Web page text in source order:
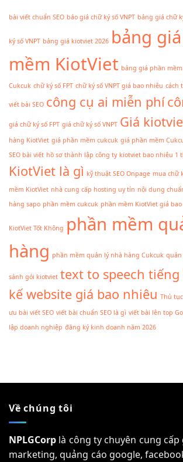
bài viết chuẩn SEO báo giá chữ ký số VNPT bảng giá chữ
ký số VNPT bảng giá kiotviet 2026 bảng
mềm KiotViet bảng giá phần
Cukcuk chữ ký số FPT chữ ký số VNPT giá bao nhiêu cách
viết bài SEO công cụ ai miễn phí
giá chữ ký số FPT giá chữ ký số VNPT Giá
hàng KiotViet giá phần mềm cukcuk giá phần mềm
SEO bài viết hồ sơ thành lập công ty kiotviet bao nhiêu 1
KiotViet là gì kỹ thuật SEO Onpage mua chữ
mềm KiotViet nhà cung cấp hosting uy tín nội dung
hàng sapo phần mềm cukcuk phần mềm KiotViet giá
KiotViet Tốt Không phần mềm
hàng phần mềm quản lý nhà hàng Cukcuk quản
sánh gói kiotviet text to speech tiếng
kế website giá bao nhiêu Thủ
ưu bài viết SEO viết bài chuẩn SEO là gì viết bài lên top
lập doanh nghiệp đăng ký kinh doanh năm 2026
Về chúng tôi
NPLGCorp là công ty chuyên cung
marketing, quảng cáo google,